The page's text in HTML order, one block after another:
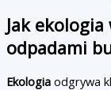
Jak ekologia
odpadami
Ekologia odgrywa